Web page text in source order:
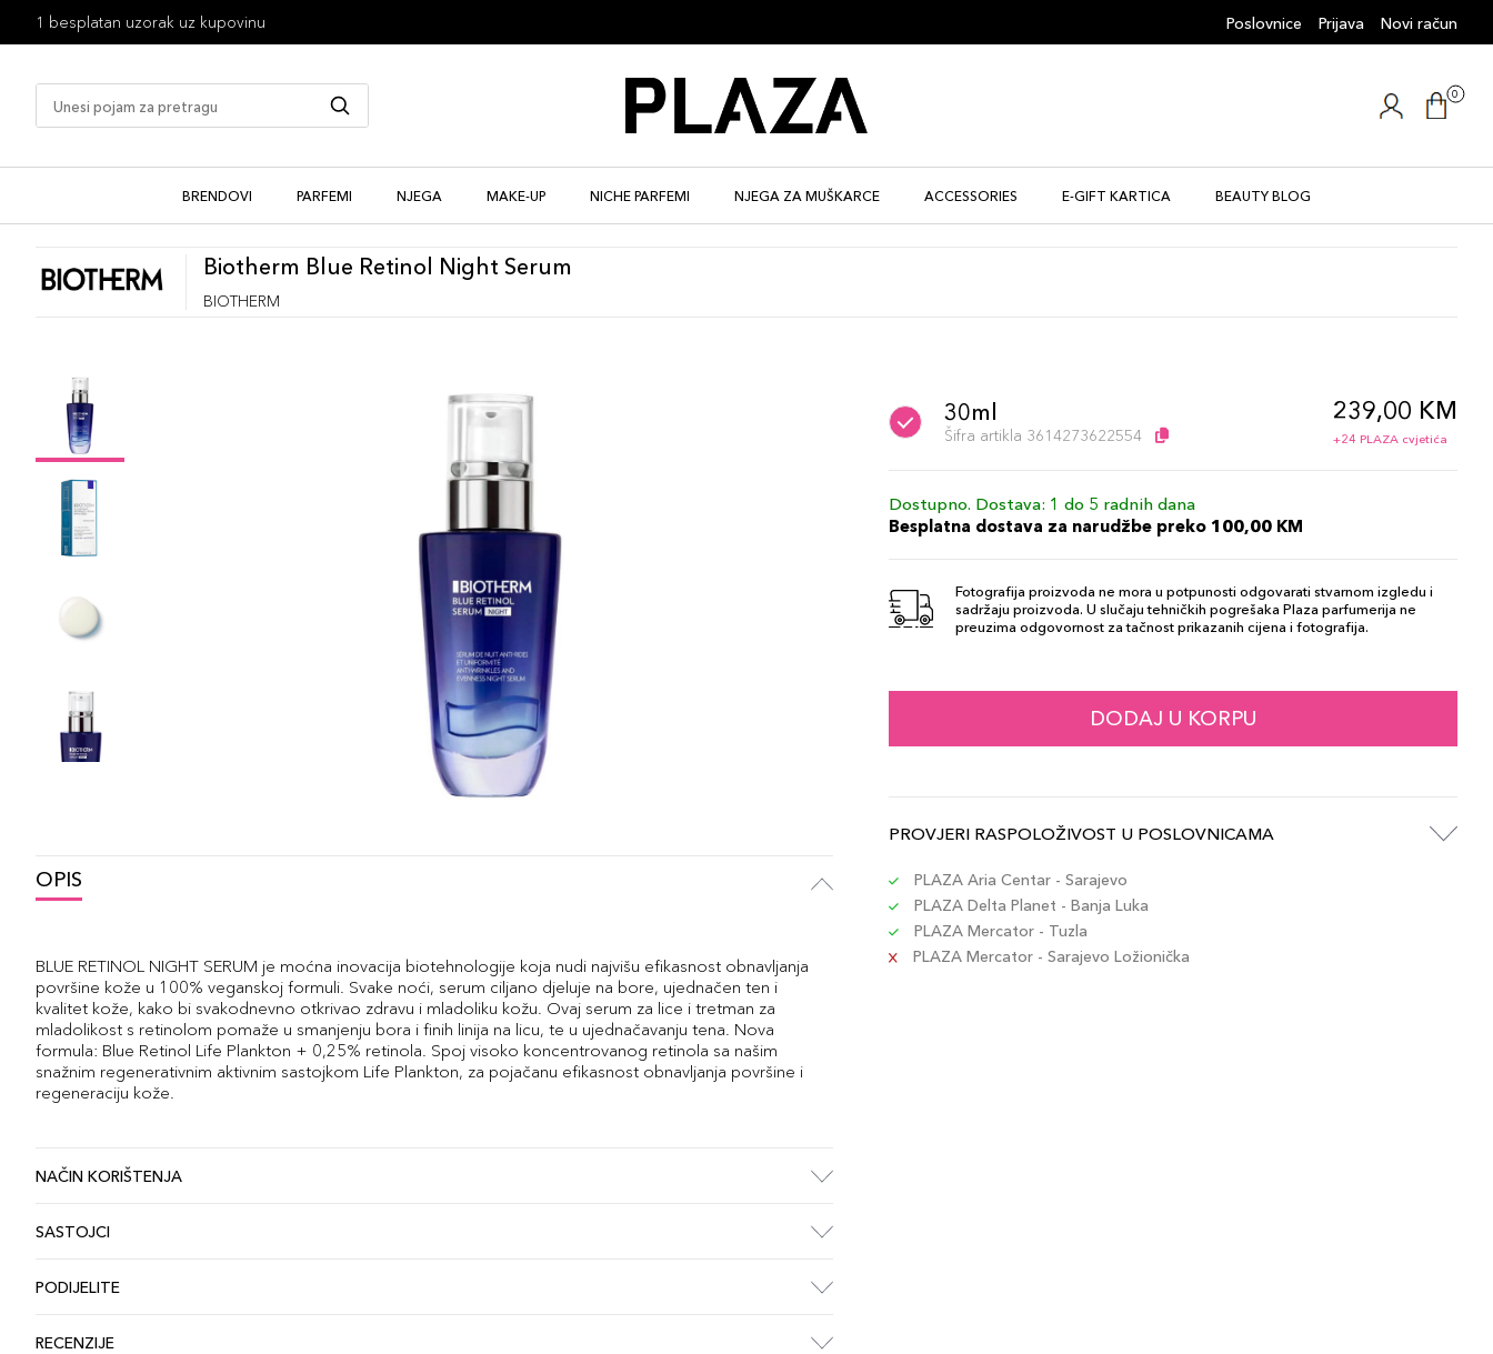
1 besplatan uzorak uz kupovinu Poslovnice Prijava Novi račun
0
BRENDOVI PARFEMI NJEGA MAKE-UP NICHE PARFEMI NJEGA ZA MUŠKARCE ACCESSORIES E-GIFT KARTICA BEAUTY BLOG
Biotherm Blue Retinol Night Serum
BIOTHERM
OPIS
BLUE RETINOL NIGHT SERUM je moćna inovacija biotehnologije koja nudi najvišu efikasnost obnavljanja
površine kože u 100% veganskoj formuli. Svake noći, serum ciljano djeluje na bore, ujednačen ten i
kvalitet kože, kako bi svakodnevno otkrivao zdravu i mladoliku kožu. Ovaj serum za lice i tretman za
mladolikost s retinolom pomaže u smanjenju bora i finih linija na licu, te u ujednačavanju tena. Nova
formula: Blue Retinol Life Plankton + 0,25% retinola. Spoj visoko koncentrovanog retinola sa našim
snažnim regenerativnim aktivnim sastojkom Life Plankton, za pojačanu efikasnost obnavljanja površine i
regeneraciju kože.
NAČIN KORIŠTENJA
SASTOJCI
PODIJELITE
RECENZIJE
30ml
Šifra artikla 3614273622554
239,00 KM
+24 PLAZA cvjetića
Dostupno. Dostava: 1 do 5 radnih dana
Besplatna dostava za narudžbe preko 100,00 KM
Fotografija proizvoda ne mora u potpunosti odgovarati stvarnom izgledu i
sadržaju proizvoda. U slučaju tehničkih pogrešaka Plaza parfumerija ne
preuzima odgovornost za tačnost prikazanih cijena i fotografija.
DODAJ U KORPU
PROVJERI RASPOLOŽIVOST U POSLOVNICAMA
PLAZA Aria Centar - Sarajevo
PLAZA Delta Planet - Banja Luka
PLAZA Mercator - Tuzla
PLAZA Mercator - Sarajevo Ložionička